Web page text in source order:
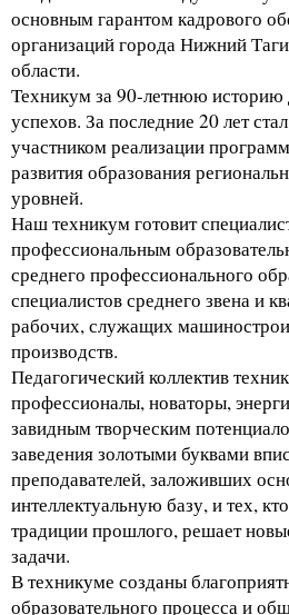
основным гарантом кадрового
организаций города Нижний
области.
Техникум за 90-летнюю историю
успехов. За последние 20 лет
участником реализации
развития образования
уровней.
Наш техникум готовит
профессиональным
среднего профессионального
специалистов среднего звена и
рабочих, служащих
производств.
Педагогический коллектив
профессионалы, новаторы,
завидным творческим
заведения золотыми буквами
преподавателей, заложивших
интеллектуальную базу, и тех,
традиции прошлого, решает
задачи.
В техникуме созданы
образовательного процесса и